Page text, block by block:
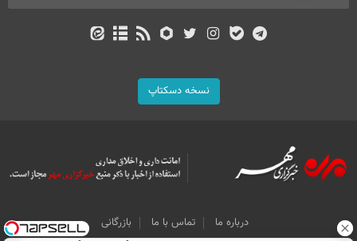
نسخه دسکتاپ
درباره ما تماس با ما
بازرگانی